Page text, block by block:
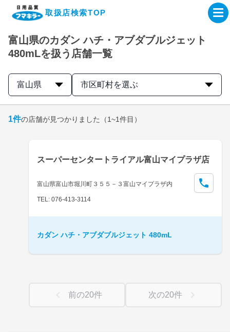
取扱店検索TOP
企業・IR情報サイト
製品情報サイト
取扱店検索はこちら
富山県のカダン ハチ・アブダブルジェット
480mLを扱う店舗一覧
富山県 市区町村を選ぶ
1件の店舗が見つかりました （1~1件目）
スーパーセンタートライアル富山マイプラザ店
富山県富山市堀川町３５５－３富山マイプラザ内
TEL: 076-413-3114
カダン ハチ・アブダブルジェット 480mL
前の20件 次の20件